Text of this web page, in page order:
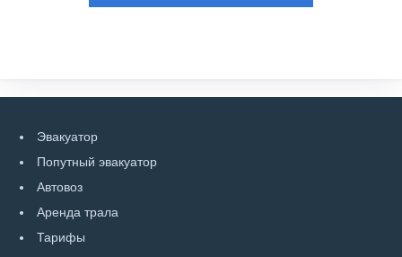
Эвакуатор
Попутный эвакуатор
Автовоз
Аренда трала
Тарифы